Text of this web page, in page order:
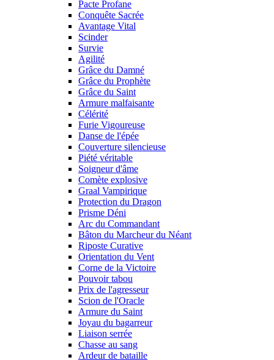
Pacte Profane
Conquête Sacrée
Avantage Vital
Scinder
Survie
Agilité
Grâce du Damné
Grâce du Prophète
Grâce du Saint
Armure malfaisante
Célérité
Furie Vigoureuse
Danse de l'épée
Couverture silencieuse
Piété véritable
Soigneur d'âme
Comète explosive
Graal Vampirique
Protection du Dragon
Prisme Déni
Arc du Commandant
Bâton du Marcheur du Néant
Riposte Curative
Orientation du Vent
Corne de la Victoire
Pouvoir tabou
Prix de l'agresseur
Scion de l'Oracle
Armure du Saint
Joyau du bagarreur
Liaison serrée
Chasse au sang
Ardeur de bataille